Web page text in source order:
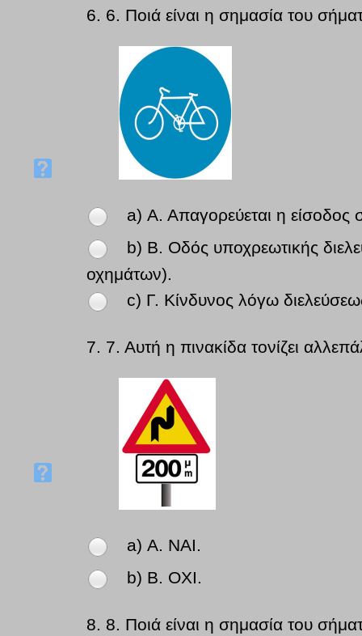
6. 6. Ποιά είναι η σημασία του
a) Α. Απαγορεύεται η είσοδος
b) Β. Οδός υποχρεωτικής
οχημάτων).
c) Γ. Κίνδυνος λόγω
7. 7. Αυτή η πινακίδα τονίζει
a) Α. ΝΑΙ.
b) Β. ΟΧΙ.
8. 8. Ποιά είναι η σημασία του